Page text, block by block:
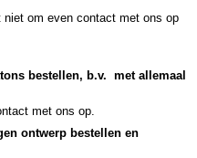
niet om even contact met ons op
bestellen, b.v. met allemaal
met ons op.
ontwerp bestellen en